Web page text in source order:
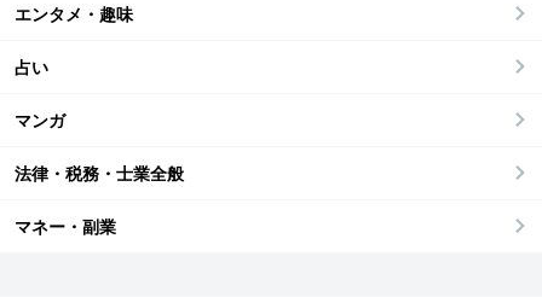
エンタメ・趣味
占い
マンガ
法律・税務・士業全般
マネー・副業